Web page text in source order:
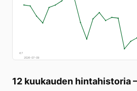
€7
2026-07-09
12 kuukauden hintahistoria